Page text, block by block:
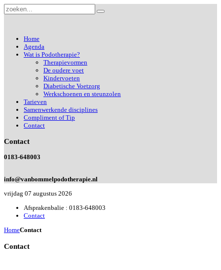
Home
Agenda
Wat is Podotherapie?
Therapievormen
De oudere voet
Kindervoeten
Diabetische Voetzorg
Werkschoenen en steunzolen
Tarieven
Samenwerkende disciplines
Compliment of Tip
Contact
Contact
0183-648003
info@vanbommelpodotherapie.nl
vrijdag 07 augustus 2026
Afsprakenbalie : 0183-648003
Contact
HomeContact
Contact